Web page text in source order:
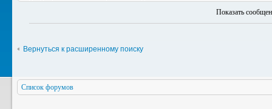
Показать
Вернуться к расширенному поиску
Список форумов